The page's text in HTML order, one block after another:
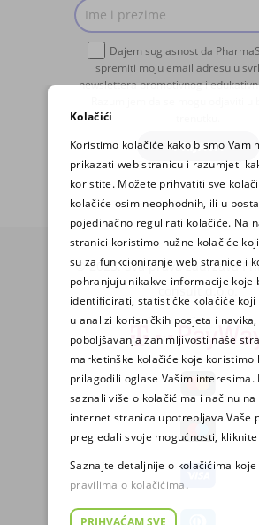
Dajem suglasnost da
spremiti moju email adresu u
newslettera promotivnog i
PRIJAVA
© 2025. Sva prava zadržava
consult d.o.o.
Kolačići
Koristimo kolačiće kako bismo Vam
prikazati web stranicu i razumjeti
koristite. Možete prihvatiti sve
kolačiće osim neophodnih, ili u
pojedinačno regulirati kolačiće. Na
stranici koristimo nužne kolačiće
su za funkcioniranje web stranice i
pohranjuju nikakve informacije koje
identificirati, statističke kolačiće koji
u analizi korisničkih posjeta i
poboljšavanja zanimljivosti naše
marketinške kolačiće koje koristimo
prilagodili oglase Vašim interesima.
saznali više o kolačićima i načinu na
internet stranica upotrebljava Vaše
pregledali svoje mogućnosti,
Saznajte detaljnije o kolačićima
pravilima o kolačićima.
PRIHVAĆAM SVE